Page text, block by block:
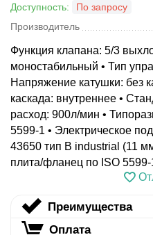
Доступность:
По запросу
Производитель
Функция клапана: 5/3
моностабильный • Тип
Напряжение катушки: без
каскада: внутреннее •
расход: 900л/мин •
5599-1 • Электрическое
43650 тип B industrial (11
плита/фланец по ISO 5599-
Преимущества
Оплата